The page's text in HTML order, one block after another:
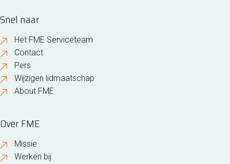
Snel naar
Het FME Serviceteam
Contact
Pers
Wijzigen lidmaatschap
About FME
Over FME
Missie
Werken bij